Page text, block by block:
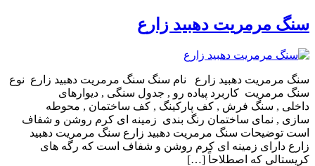
سنگ مرمریت دهبید زارع
سنگ مرمریت دهبید زارع نام سنگ سنگ مرمریت دهبید زارع نوع
سنگ مرمریت کاربرد پیاده رو , جدول سنگی , دیوارهای
داخلی , سنگ فرش , کف پارکینگ , کف ساختمان , محوطه
سازی , نمای ساختمان رنگ بندی زمینه ای کرم روشن و شفاف
است توضیحات سنگ مرمریت دهبید زارع سنگ مرمریت دهبید
زارع دارای زمینه ای کرم روشن و شفاف است که رگه های
کریستالی که اصطلاحاً […]